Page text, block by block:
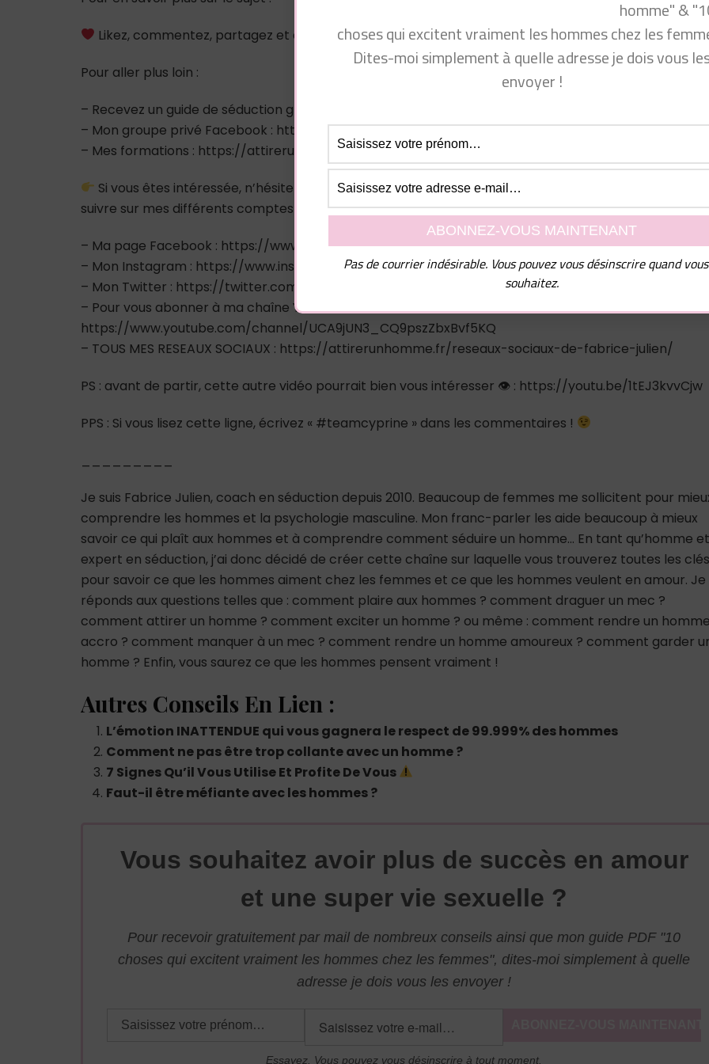
Likez, commentez, partagez et abonnez-vous !
Pour aller plus loin :
– Recevez un guide de séduction gratuitement
– Mon groupe privé Facebook : https://www.facebook.com/groups/communautecyprine/
– Mes formations : https://attirerunhomme.fr/formation-coaching-seduction/
Si vous êtes intéressée, n’hésitez pas à venir consulter mon site Conseils Séduction Femmes ou me
suivre sur mes différents comptes sociaux :
– Ma page Facebook : https://www.facebook.com/groups/conseilsseductionfemmes/
– Mon Instagram : https://www.instagram.com/produit_bio/
– Mon Twitter : https://twitter.com/pluiedecyprine
– Pour vous abonner à ma chaîne Youtube :
https://www.youtube.com/channel/UCA9jUN3_CQ9pszZbxBvf5KQ
– TOUS MES RESEAUX SOCIAUX : https://attirerunhomme.fr/reseaux-sociaux-de-fabrice-julien/
PS : avant de partir, cette autre vidéo pourrait bien vous intéresser 👁 : https://youtu.be/1tEJ3kvvCjw
PPS : Si vous lisez cette ligne, écrivez « #teamcyprine » dans les commentaires !
Je suis Fabrice Julien, coach en séduction depuis 2010. Beaucoup de femmes me sollicitent pour
comprendre les hommes et la psychologie masculine. Mon franc-parler les aide beaucoup à mieux
savoir ce qui plaît aux hommes et à comprendre comment séduire un homme… En tant qu’homme et
expert en séduction, j’ai donc décidé de créer cette chaîne sur laquelle vous trouverez toutes les clés
pour savoir ce que les hommes aiment chez les femmes et ce que les hommes veulent en amour. Je
réponds aux questions telles que : comment plaire aux hommes ? comment draguer un mec ?
comment attirer un homme ? comment exciter un homme ? ou même : comment rendre un homme
accro ? comment manquer à un mec ? comment rendre un homme amoureux ? comment garder
homme ? Enfin, vous saurez ce que les hommes pensent vraiment !
Autres Conseils En Lien :
L’émotion INATTENDUE qui vous gagnera le respect de 99.999% des hommes
Comment ne pas être trop collante avec un homme ?
7 Signes Qu’il Vous Utilise Et Profite De Vous
Faut-il être méfiante avec les hommes ?
Vous souhaitez avoir plus de succès en amour
et une super vie sexuelle ?
Pour recevoir gratuitement par mail de nombreux conseils ainsi que mon guide PDF "10
choses qui excitent vraiment les hommes chez les femmes", dites-moi simplement à quelle
adresse je dois vous les envoyer !
Essayez. Vous pouvez vous désinscrire à tout moment.
homme" &
choses qui excitent vraiment les hommes chez les
Dites-moi simplement à quelle adresse je dois vous
envoyer !
Pas de courrier indésirable. Vous pouvez vous désinscrire quand
souhaitez.